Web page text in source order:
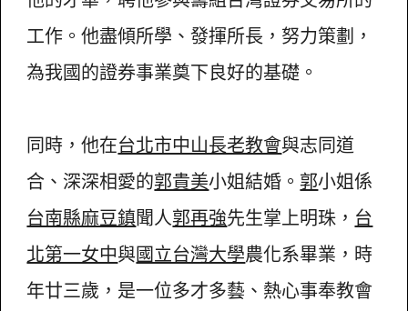
工作。他盡傾所學、發揮所長，努力策劃，
為我國的證券事業奠下良好的基礎。
同時，他在台北市中山長老教會與志同道
合、深深相愛的郭貴美小姐結婚。 郭小姐係
台南縣麻豆鎮聞人郭再強先生掌上明珠， 台
北第一女中與國立台灣大學農化系畢業，時
年廿三歲，是一位多才多藝、熱心事奉教會